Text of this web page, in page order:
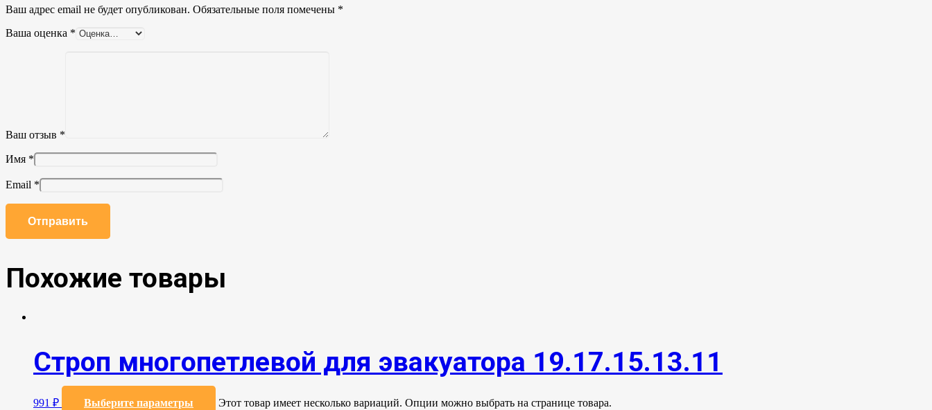
Ваш адрес email не будет опубликован. Обязательные поля помечены *
Ваша оценка *
Ваш отзыв *
Имя *
Email *
Похожие товары
Строп многопетлевой для эвакуатора 19.17.15.13.11
991 ₽ Выберите параметры Этот товар имеет несколько вариаций. Опции можно выбрать на странице товара.